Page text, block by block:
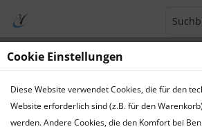
Terminsprechstunde Service
Ernährung
Cookie Einstellungen
Diese Website verwendet Cookies, die für den
Website erforderlich sind (z.B. für den
werden. Andere Cookies, die den Komfort bei